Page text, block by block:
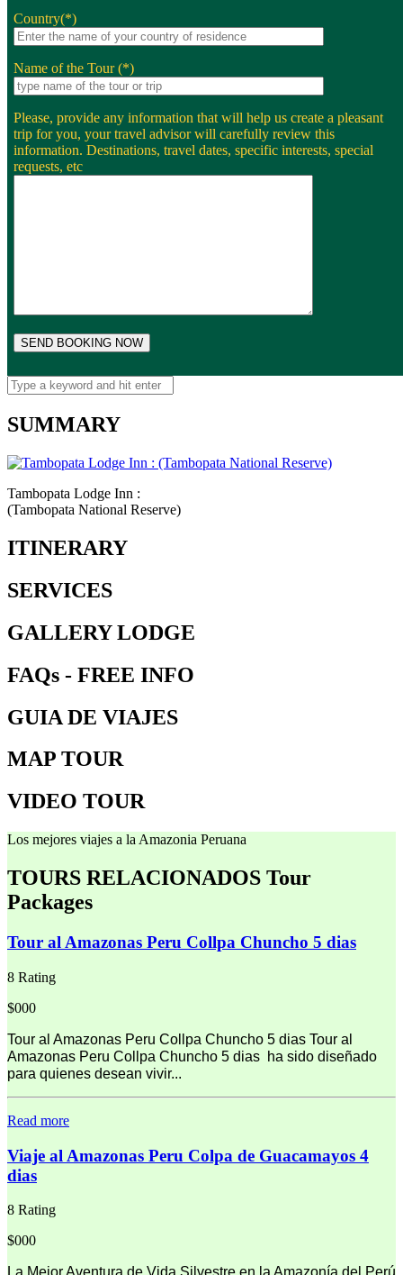
Country(*)
Name of the Tour (*)
Please, provide any information that will help us create a pleasant
trip for you, your travel advisor will carefully review this
information. Destinations, travel dates, specific interests, special
requests, etc
SUMMARY
Tambopata Lodge Inn :
(Tambopata National Reserve)
ITINERARY
SERVICES
GALLERY LODGE
FAQs - FREE INFO
GUIA DE VIAJES
MAP TOUR
VIDEO TOUR
Los mejores viajes a la Amazonia Peruana
TOURS RELACIONADOS Tour
Packages
Tour al Amazonas Peru Collpa Chuncho 5 dias
8 Rating
$000
Tour al Amazonas Peru Collpa Chuncho 5 dias Tour al
Amazonas Peru Collpa Chuncho 5 dias ha sido diseñado
para quienes desean vivir...
Read more
Viaje al Amazonas Peru Colpa de Guacamayos 4
dias
8 Rating
$000